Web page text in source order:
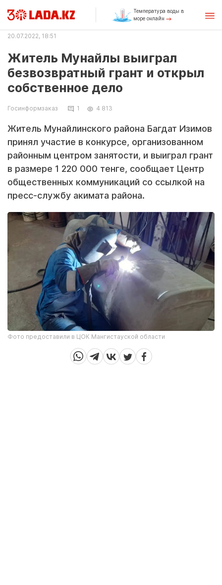
Температура воды в
море онлайн
20.07.2022, 18:51
Житель Мунайлы выиграл
безвозвратный грант и открыл
собственное дело
Госинформзаказ 1 4 813
Житель Мунайлинского района Багдат Изимов
принял участие в конкурсе, организованном
районным центром занятости, и выиграл грант
в размере 1 220 000 тенге, сообщает Центр
общественных коммуникаций со ссылкой на
пресс-службу акимата района.
Фото предоставили в ЦОК Мангистауской области